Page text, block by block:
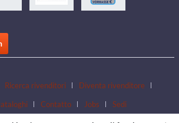
Ricerca rivenditori
Diventa rivenditore
Contatto Jobs Sedi